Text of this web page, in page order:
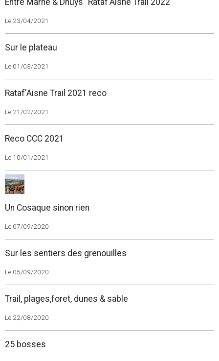
Entre Marne & Dhuys "Rataf'Aisne Trail 2022
Le 23/04/2021
Sur le plateau
Le 01/03/2021
Rataf'Aisne Trail 2021 reco
Le 21/02/2021
Reco CCC 2021
Le 10/01/2021
Un Cosaque sinon rien
Le 07/09/2020
Sur les sentiers des grenouilles
Le 05/09/2020
Trail, plages,foret, dunes & sable
Le 22/08/2020
25 bosses